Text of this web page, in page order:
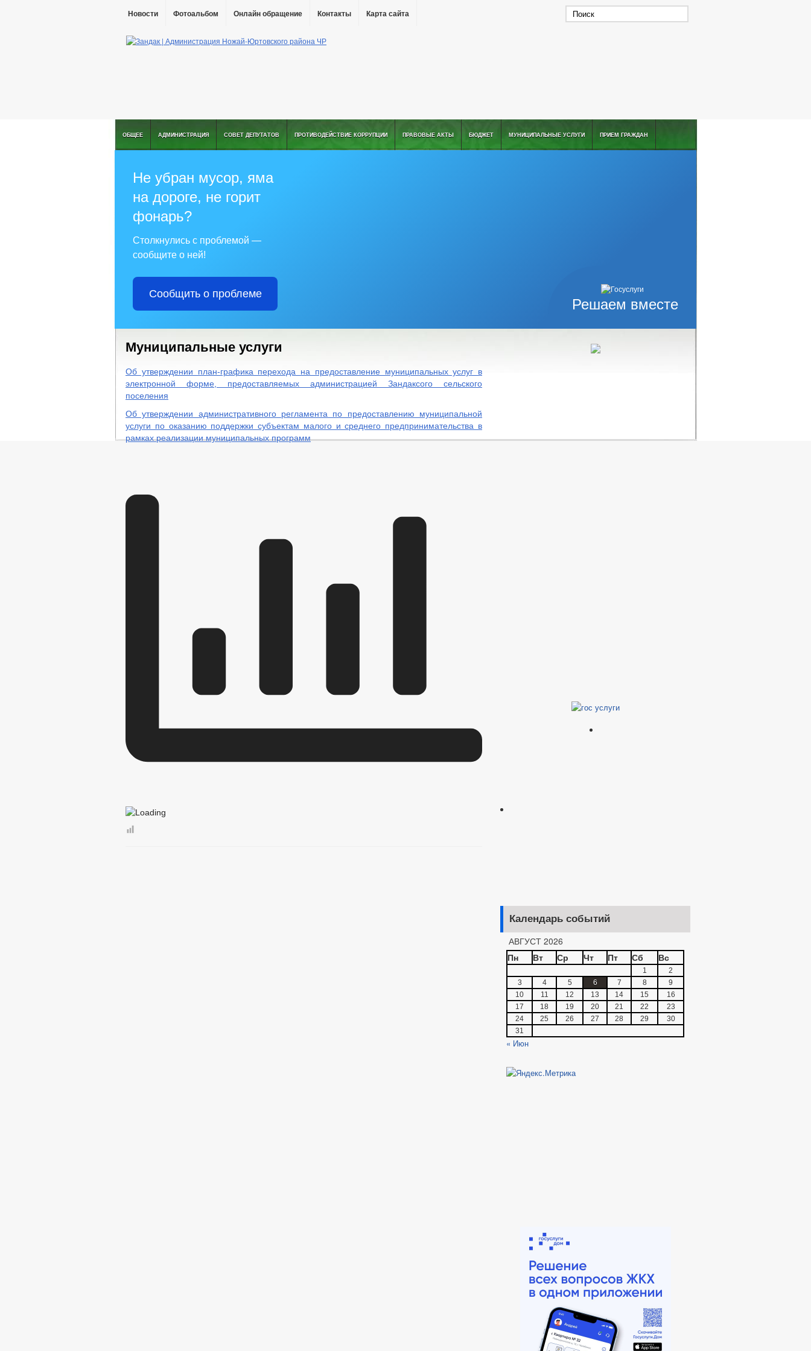
Новости Фотоальбом Онлайн обращение Контакты Карта сайта
ОБЩЕЕ АДМИНИСТРАЦИЯ СОВЕТ ДЕПУТАТОВ ПРОТИВОДЕЙСТВИЕ КОРРУПЦИИ ПРАВОВЫЕ АКТЫ БЮДЖЕТ МУНИЦИПАЛЬНЫЕ УСЛУГИ ПРИЕМ ГРАЖДАН
Решаем вместе
Не убран мусор, яма
на дороге, не горит
фонарь?
Столкнулись с проблемой —
сообщите о ней!
Сообщить о проблеме
Муниципальные услуги
Об утверждении план-графика перехода на предоставление муниципальных услуг в
электронной форме, предоставляемых администрацией Зандаксого сельского
поселения
Об утверждении административного регламента по предоставлению муниципальной
услуги по оказанию поддержки субъектам малого и среднего предпринимательства в
рамках реализации муниципальных программ
Календарь событий
АВГУСТ 2026
Пн
Вт Ср Чт Пт Сб Вс
1
2
3
4 5 6 7 8
9
10
11 12 13 14 15
16
17
18 19 20 21 22
23
24
25 26 27 28 29
30
31
« Июн